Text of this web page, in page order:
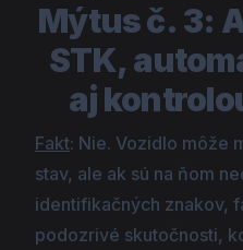
Mýtus č. 3:
STK,
aj
Fakt: Nie. Vozidlo môže
stav, ale ak sú na ňom
identifikačných znakov,
podozrivé skutočnosti,